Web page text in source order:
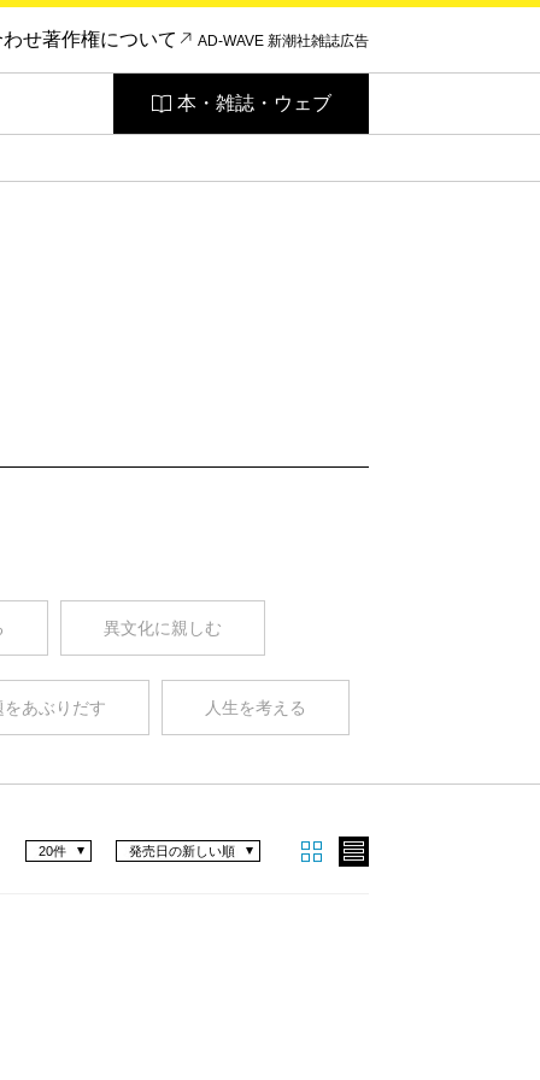
せ著作権について AD-WAVE 新潮社雑誌広告
本・雑誌・ウェブ
異文化に親しむ
あぶりだす 人生を考える
発売日の新しい順
20件